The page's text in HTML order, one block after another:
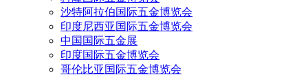
沙特阿拉伯国际五金博览会
印度尼西亚国际五金博览会
中国国际五金展
印度国际五金博览会
哥伦比亚国际五金博览会